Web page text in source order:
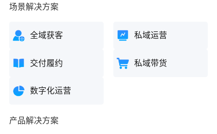
场景解决方案
全域获客 私域运营
交付履约 私域带货
数字化运营
产品解决方案